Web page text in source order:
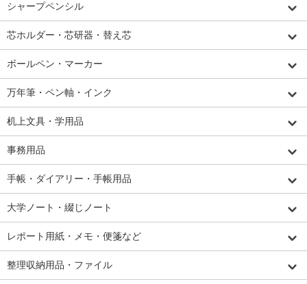
シャープペンシル
芯ホルダー・芯研器・替え芯
ボールペン・マーカー
万年筆・ペン軸・インク
机上文具・学用品
事務用品
手帳・ダイアリー・手帳用品
大学ノート・綴じノート
レポート用紙・メモ・便箋など
整理収納用品・ファイル